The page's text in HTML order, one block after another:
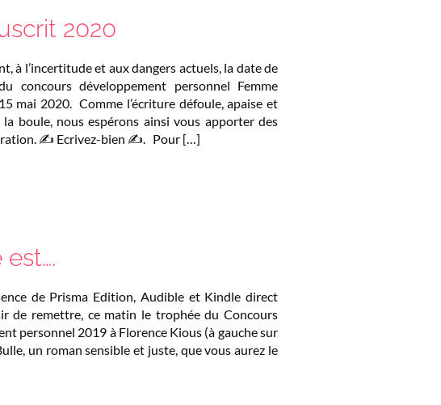
2020
à l’incertitude et aux dangers actuels, la date de
concours développement personnel Femme
mai 2020. Comme l’écriture défoule, apaise et
boule, nous espérons ainsi vous apporter des
✍️ Ecrivez-bien ✍️. Pour […]
de Prisma Edition, Audible et Kindle direct
de remettre, ce matin le trophée du Concours
personnel 2019 à Florence Kious (à gauche sur
un roman sensible et juste, que vous aurez le